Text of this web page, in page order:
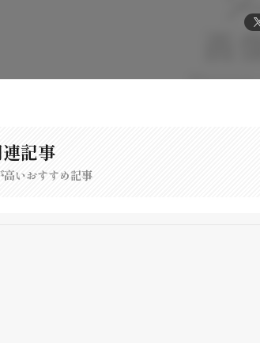
記事
高いおすすめ記事